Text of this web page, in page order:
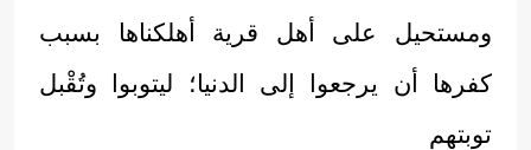
ومستحيل على أهل قرية أهلكناها بسبب
كفرها أن يرجعوا إلى الدنيا؛ ليتوبوا وتُقْبل
توبتهم